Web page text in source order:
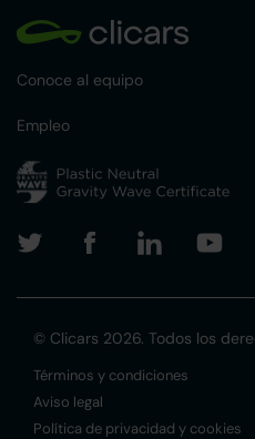
Conoce al equipo
Empleo
© Clicars 2026. Todos los
Términos y condiciones
Aviso legal
Política de privacidad y cookies